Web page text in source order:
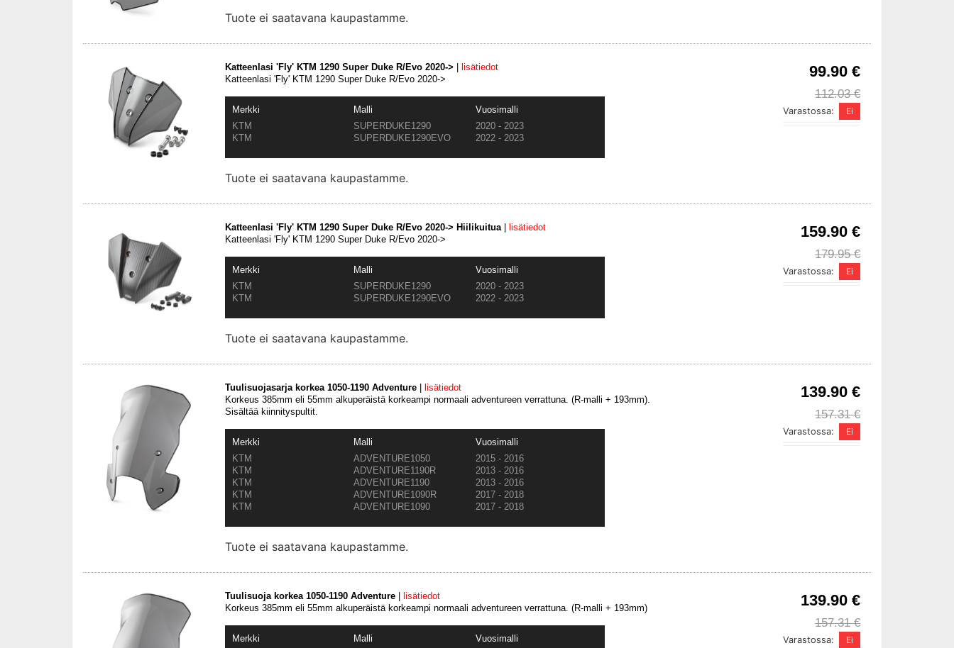
Tuote ei saatavana kaupastamme.
99.90 €
112.03 €
Varastossa:
Katteenlasi 'Fly' KTM 1290 Super Duke R/Evo 2020->
lisätiedot
Katteenlasi 'Fly' KTM 1290 Super Duke R/Evo 2020->
Merkki Malli
Vuosimalli
KTM
SUPERDUKE1290
2020 - 2023
KTM
SUPERDUKE1290EVO 2022 - 2023
Tuote ei saatavana kaupastamme.
159.90 €
179.95 €
Varastossa:
Katteenlasi 'Fly' KTM 1290 Super Duke R/Evo 2020-> Hiilikuitua
lisätiedot
Katteenlasi 'Fly' KTM 1290 Super Duke R/Evo 2020->
Merkki Malli
Vuosimalli
KTM
SUPERDUKE1290
2020 - 2023
KTM
SUPERDUKE1290EVO 2022 - 2023
Tuote ei saatavana kaupastamme.
139.90 €
157.31 €
Varastossa:
Tuulisuojasarja korkea 1050-1190 Adventure
lisätiedot
Korkeus 385mm eli 55mm alkuperäistä korkeampi normaali adventureen verrattuna. (R-malli + 193mm).
Sisältää kiinnityspultit.
Merkki Malli
Vuosimalli
KTM
ADVENTURE1050
2015 - 2016
KTM
ADVENTURE1190R
2013 - 2016
KTM
ADVENTURE1190
2013 - 2016
KTM
ADVENTURE1090R
2017 - 2018
KTM
ADVENTURE1090 2017 - 2018
Tuote ei saatavana kaupastamme.
139.90 €
157.31 €
Varastossa:
Tuulisuoja korkea 1050-1190 Adventure
lisätiedot
Korkeus 385mm eli 55mm alkuperäistä korkeampi normaali adventureen verrattuna. (R-malli + 193mm)
Merkki Malli
Vuosimalli